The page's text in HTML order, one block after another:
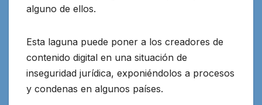
alguno de ellos.
Esta laguna puede poner a los creadores de
contenido digital en una situación de
inseguridad jurídica, exponiéndolos a procesos
y condenas en algunos países.